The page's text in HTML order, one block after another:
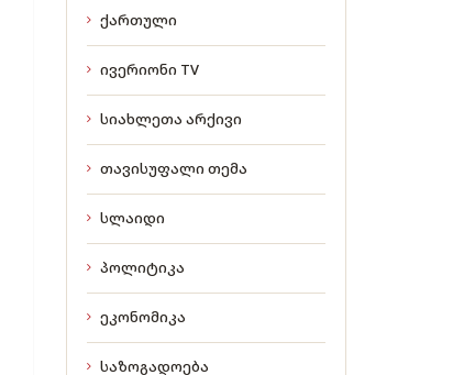
ქართული
ივერიონი TV
სიახლეთა არქივი
თავისუფალი თემა
სლაიდი
პოლიტიკა
ეკონომიკა
საზოგადოება